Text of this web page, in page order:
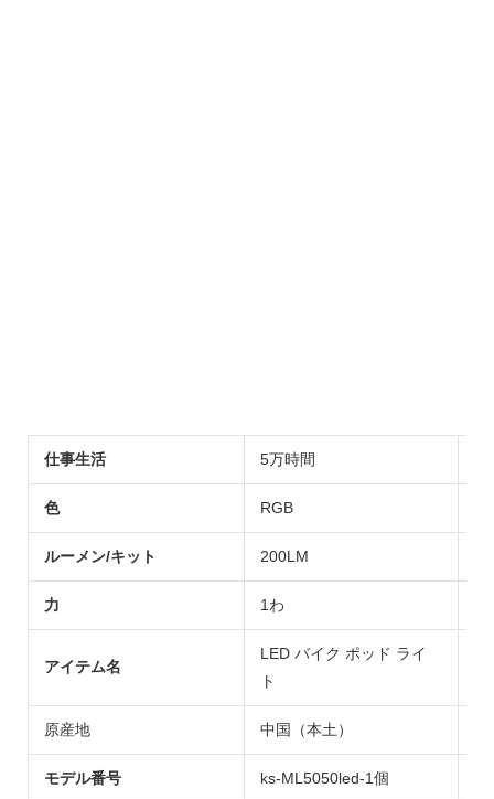
仕事生活 5万時間
色 RGB
ルーメン/キット 200LM
力 1わ
アイテム名
LED バイク ポッド ライ
ト
原産地 中国（本土）
モデル番号 ks-ML5050led-1個